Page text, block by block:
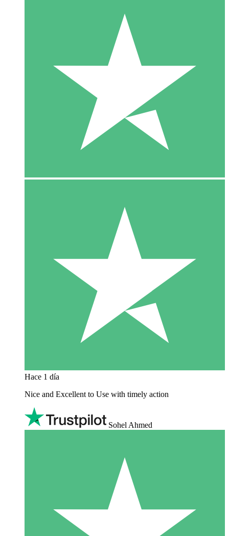
Hace 1 día
Nice and Excellent to Use with timely action
Sohel Ahmed